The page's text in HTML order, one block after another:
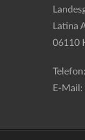
Latina
06110
E-